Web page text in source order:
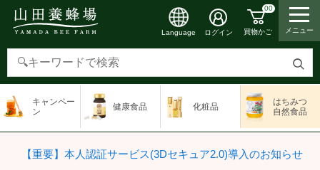
検
す
Language ログイン
00
買物かご メニュー
キャンペー
ン
健康食品 化粧品
はちみつ
自然食品
【重要】本人認証サービス(3Dセキュア2.0)導入のお知らせ